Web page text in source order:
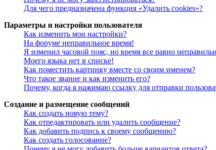
Для чего предназначена функция «Удалить cookies»?
Параметры и настройки пользователя
Как изменить мои настройки?
На форуме неправильное время!
Я изменил часовой пояс, но время все равно
Моего языка нет в списке!
Как поместить картинку вместе со своим именем?
Что такое звание и как изменить его?
Почему, когда я нажимаю ссылку для отправки
Создание и размещение сообщений
Как создать новую тему?
Как отредактировать или удалить сообщение?
Как добавить подпись к своему сообщению?
Как создать голосование?